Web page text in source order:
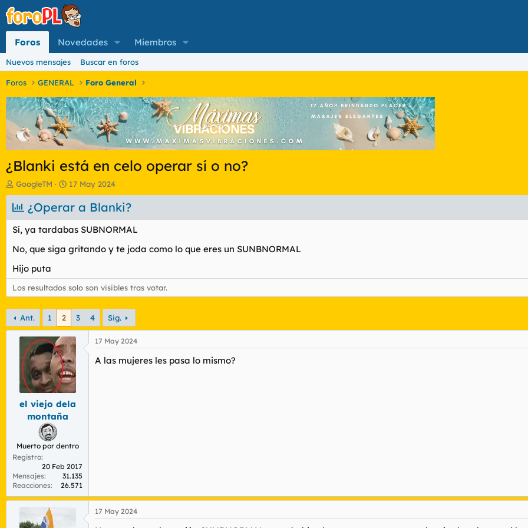
Foros Novedades Miembros
Nuevos mensajes Buscar en foros
Foros GENERAL Foro General
¿Blanki está en celo operar sí o no?
I
n
i
c
i
d
r
d
e
l
t
e
m
GoogleTM
F
e
c
e
i
i
c
i
o
17 May 2024
¿Operar a Blanki?
Sí, ya tardabas SUBNORMAL
No, que siga gritando y te joda como lo que eres un SUNBNORMAL
Hijo puta
Los resultados solo son visibles tras votar.
Ant. 1 2 3 4 Sig.
el viejo dela
montaña
Muerto por dentro
Registro
20 Feb 2017
Mensajes
31.135
Reacciones
26.571
17 May 2024
A las mujeres les pasa lo mismo?
17 May 2024